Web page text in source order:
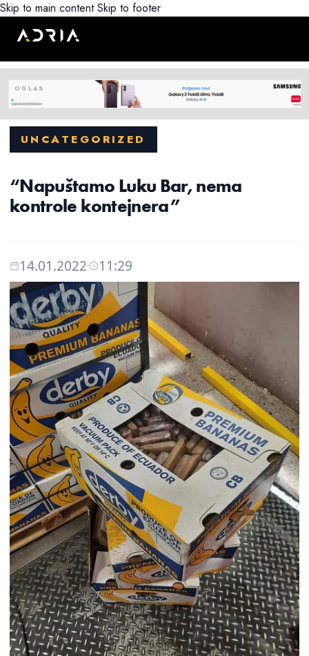
Skip to main content Skip to footer
UNCATEGORIZED
“Napuštamo Luku Bar, nema
kontrole kontejnera”
14.01.2022 11:29